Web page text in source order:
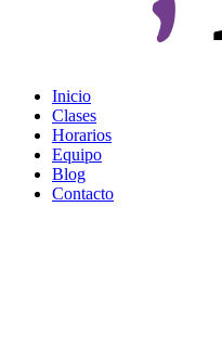
Inicio
Clases
Horarios
Equipo
Blog
Contacto